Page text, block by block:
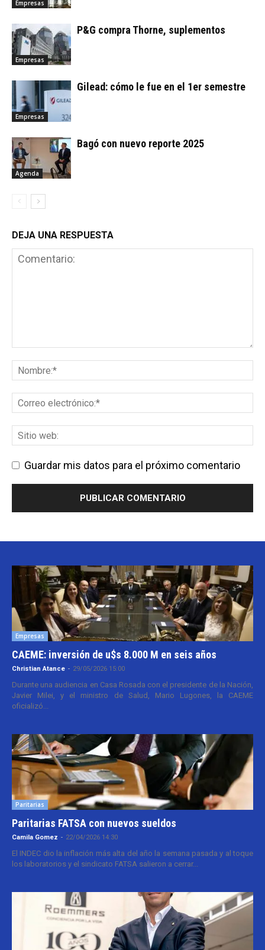
Empresas
Empresas
P&G compra Thorne, suplementos
Empresas
Gilead: cómo le fue en el 1er semestre
Agenda
Bagó con nuevo reporte 2025
DEJA UNA RESPUESTA
Guardar mis datos para el próximo comentario
Empresas
CAEME: inversión de u$s 8.000 M en seis años
Christian Atance - 29/05/2026 15:00
Durante una audiencia en Casa Rosada con el presidente de la Nación,
Javier Milei, y el ministro de Salud, Mario Lugones, la CAEME
oficializó...
Paritarias
Paritarias FATSA con nuevos sueldos
Camila Gomez - 22/04/2026 14:30
El INDEC dio la inflación más alta del año la semana pasada y al toque
los laboratorios y el sindicato FATSA salieron a cerrar...